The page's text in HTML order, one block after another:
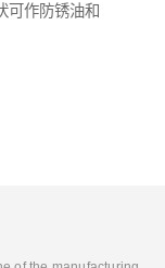
可作防锈油和